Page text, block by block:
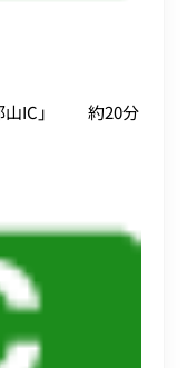
山IC」 約20分